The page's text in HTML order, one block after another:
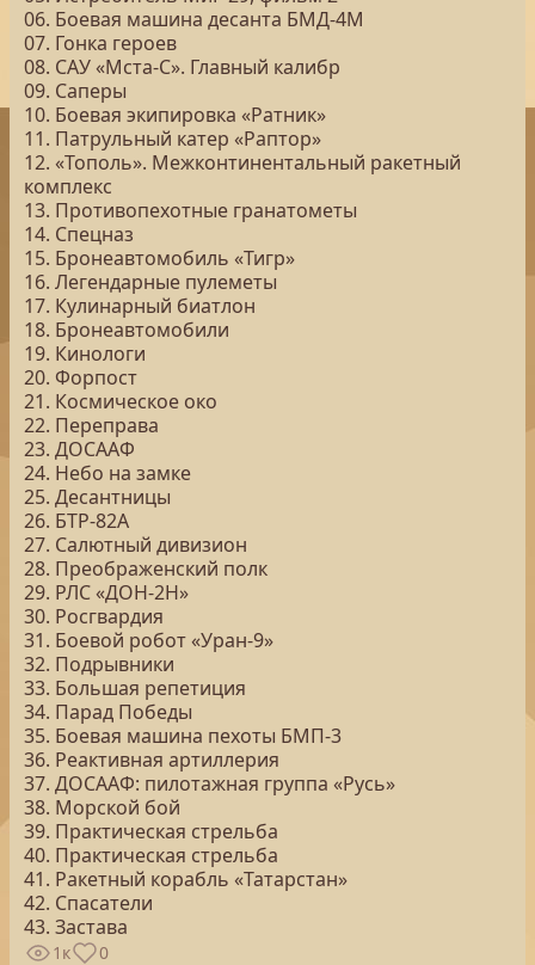
06. Боевая машина десанта БМД‐4М
07. Гонка героев
08. САУ «Мста-С». Главный калибр
09. Саперы
10. Боевая экипировка «Ратник»
11. Патрульный катер «Раптор»
12. «Тополь». Межконтинентальный ракетный
комплекс
13. Противопехотные гранатометы
14. Спецназ
15. Бронеавтомобиль «Тигр»
16. Легендарные пулеметы
17. Кулинарный биатлон
18. Бронеавтомобили
19. Кинологи
20. Форпост
21. Космическое око
22. Переправа
23. ДОСААФ
24. Небо на замке
25. Десантницы
26. БТР-82А
27. Салютный дивизион
28. Преображенский полк
29. РЛС «ДОН-2Н»
30. Росгвардия
31. Боевой робот «Уран-9»
32. Подрывники
33. Большая репетиция
34. Парад Победы
35. Боевая машина пехоты БМП-3
36. Реактивная артиллерия
37. ДОСААФ: пилотажная группа «Русь»
38. Морской бой
39. Практическая стрельба
40. Практическая стрельба
41. Ракетный корабль «Татарстан»
42. Спасатели
43. Застава
1к 0